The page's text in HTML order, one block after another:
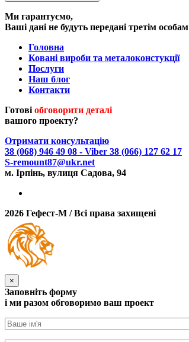
Ми гарантуємо,
Ваші дані не будуть передані третім особам
Головна
Ковані вироби та металоконстукції
Послуги
Наш блог
Контакти
Готові обговорити деталі
вашого проекту?
Отримати консультацію
38 (068) 946 49 08 - Viber 38 (066) 127 62 17
S-remount87@ukr.net
м. Ірпінь, вулиця Садова, 94
2026 Гефест-М / Всі права захищені
×
Заповніть форму
i ми разом обговоримо ваш проект